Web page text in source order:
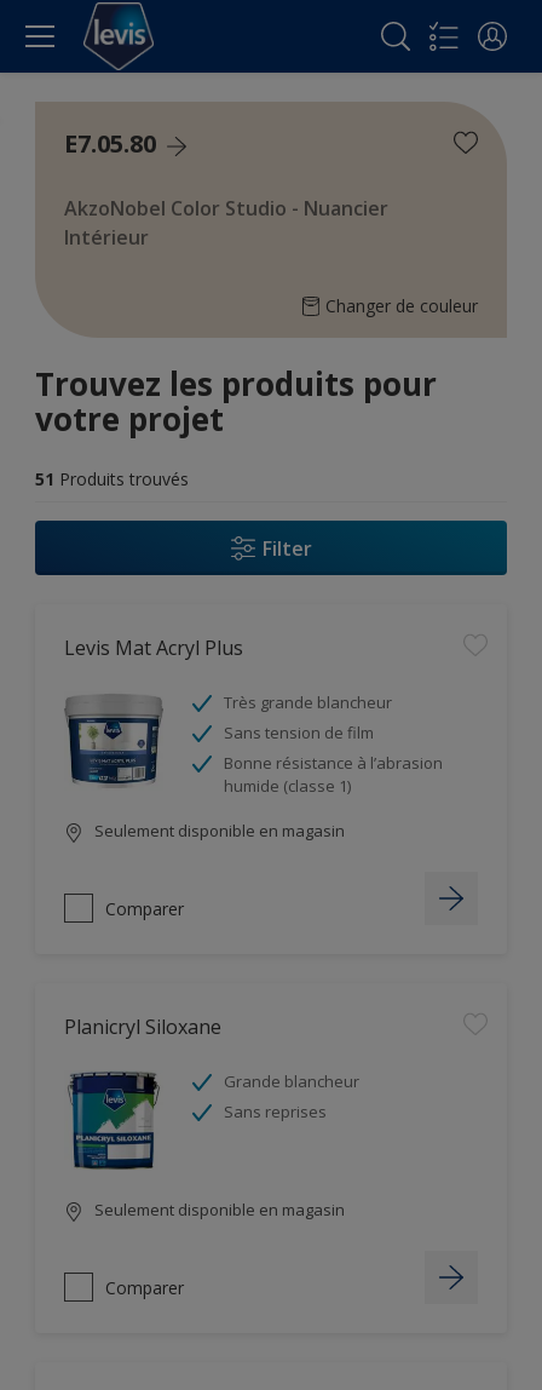
E7.05.80
AkzoNobel Color Studio - Nuancier
Intérieur
Changer de couleur
Trouvez les produits pour
votre projet
51 Produits trouvés
Filter
Levis Mat Acryl Plus
Très grande blancheur
Sans tension de film
Bonne résistance à l’abrasion
humide (classe 1)
Seulement disponible en magasin
Comparer
Planicryl Siloxane
Grande blancheur
Sans reprises
Seulement disponible en magasin
Comparer